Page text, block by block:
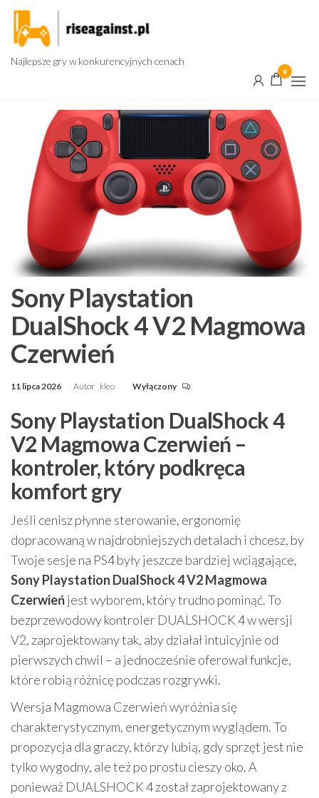
Przejdź
treści
Najlepsze gry w konkurencyjnych cenach
0
Sony Playstation
DualShock 4 V2 Magmowa
Czerwień
11 lipca 2026 Autor kleo Wyłączony
Sony Playstation DualShock 4
V2 Magmowa Czerwień –
kontroler, który podkręca
komfort gry
Jeśli cenisz płynne sterowanie, ergonomię
dopracowaną w najdrobniejszych detalach i chcesz, by
Twoje sesje na PS4 były jeszcze bardziej wciągające,
Sony Playstation DualShock 4 V2 Magmowa
Czerwieńjest wyborem, który trudno pominąć. To
bezprzewodowy kontroler DUALSHOCK 4 w wersji
V2, zaprojektowany tak, aby działał intuicyjnie od
pierwszych chwil – a jednocześnie oferował funkcje,
które robią różnicę podczas rozgrywki.
Wersja Magmowa Czerwień wyróżnia się
charakterystycznym, energetycznym wyglądem. To
propozycja dla graczy, którzy lubią, gdy sprzęt jest nie
tylko wygodny, ale też po prostu cieszy oko. A
ponieważ DUALSHOCK 4 został zaprojektowany z